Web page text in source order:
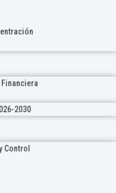
2030
Control